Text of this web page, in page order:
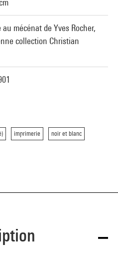
mécénat de Yves Rocher,
collection Christian
imprimerie noir et blanc